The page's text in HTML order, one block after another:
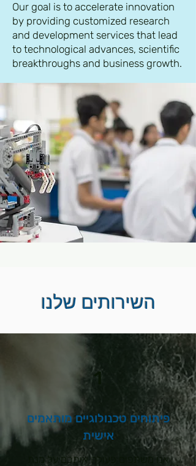
Our goal is to accelerate innovation
by providing customized research
and development services that lead
to technological advances, scientific
breakthroughs and business growth.
השירותים שלנו
1
פיתוחים טכנולוגיים מותאמים
אישית
אנו משתפים פעולה איתכם על מנת